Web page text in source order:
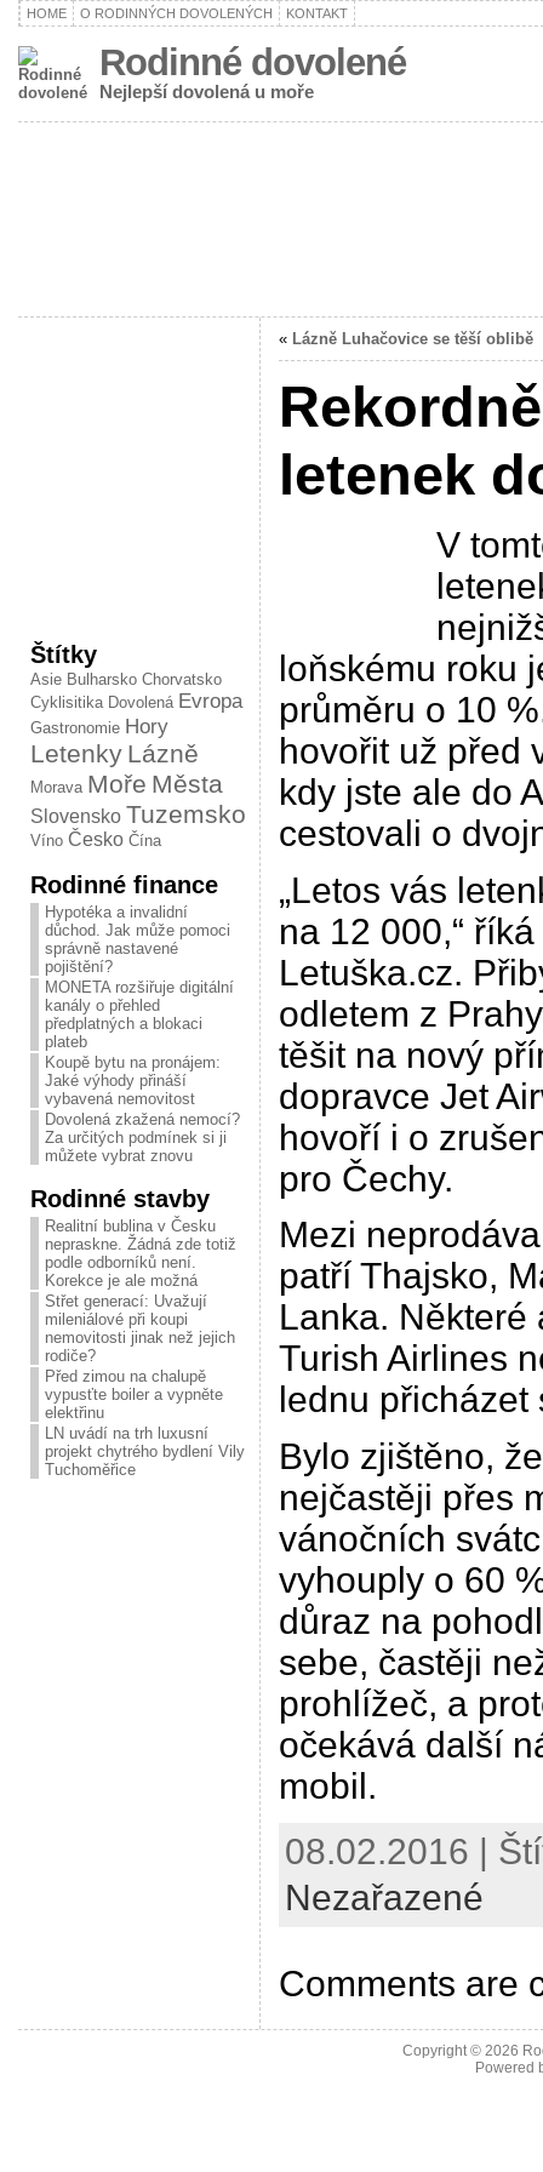
HOME O RODINNÝCH DOVOLENÝCH KONTAKT
Rodinné dovolené
Nejlepší dovolená u moře
Štítky
Asie Bulharsko Chorvatsko
Cyklisitika Dovolená Evropa
Gastronomie Hory
Letenky Lázně
Morava Moře Města
Slovensko Tuzemsko
Víno Česko Čína
Rodinné finance
Hypotéka a invalidní
důchod. Jak může pomoci
správně nastavené
pojištění?
MONETA rozšiřuje digitální
kanály o přehled
předplatných a blokaci
plateb
Koupě bytu na pronájem:
Jaké výhody přináší
vybavená nemovitost
Dovolená zkažená nemocí?
Za určitých podmínek si ji
můžete vybrat znovu
Rodinné stavby
Realitní bublina v Česku
nepraskne. Žádná zde totiž
podle odborníků není.
Korekce je ale možná
Střet generací: Uvažují
mileniálové při koupi
nemovitosti jinak než jejich
rodiče?
Před zimou na chalupě
vypusťte boiler a vypněte
elektřinu
LN uvádí na trh luxusní
projekt chytrého bydlení Vily
Tuchoměřice
« Lázně Luhačovice se těší oblibě
letenek
V
loňskému roku
průměru o 10
hovořit už před
kdy jste ale do
cestovali o
„Letos vás
na 12 000,“
Letuška.cz.
odletem z
těšit na nový
dopravce Jet
hovoří i o
pro Čechy.
Mezi
patří Thajsko,
Lanka. Některé
Turish Airlines
lednu
Bylo zjištěno,
nejčastěji přes
vánočních
vyhouply o 60
důraz na
sebe, častěji
prohlížeč, a
očekává další
mobil.
08.02.2016 |
Nezařazené
Comments are
Copyright © 2026
Powered